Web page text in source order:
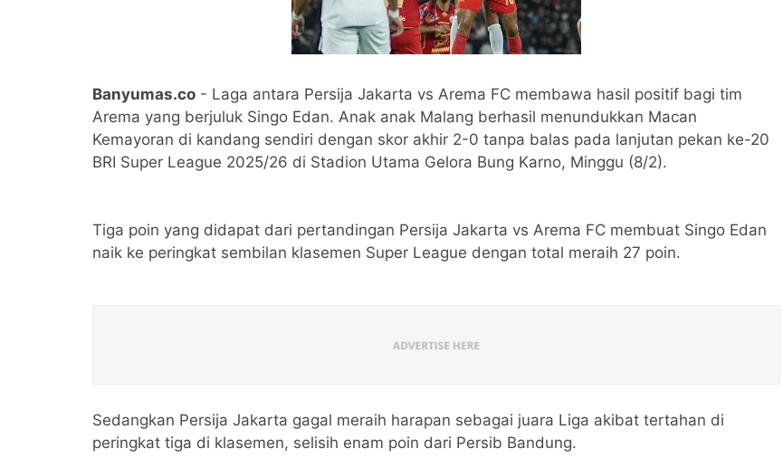
Banyumas.co - Laga antara Persija Jakarta vs Arema FC membawa hasil positif bagi tim
Arema yang berjuluk Singo Edan. Anak anak Malang berhasil menundukkan Macan
Kemayoran di kandang sendiri dengan skor akhir 2-0 tanpa balas pada lanjutan pekan ke-20
BRI Super League 2025/26 di Stadion Utama Gelora Bung Karno, Minggu (8/2).
Tiga poin yang didapat dari pertandingan Persija Jakarta vs Arema FC membuat Singo Edan
naik ke peringkat sembilan klasemen Super League dengan total meraih 27 poin.
Sedangkan Persija Jakarta gagal meraih harapan sebagai juara Liga akibat tertahan di
peringkat tiga di klasemen, selisih enam poin dari Persib Bandung.